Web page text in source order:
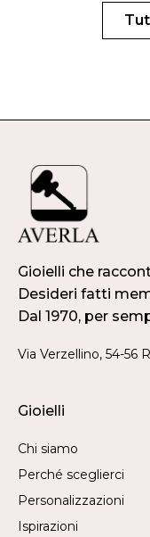
Gioielli che
Desideri fatti
Dal 1970, per
Via Verzellino, 54-56
Gioielli
Chi siamo
Perché sceglierci
Personalizzazioni
Ispirazioni